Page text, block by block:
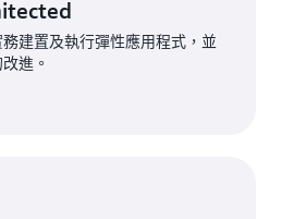
建置及執行彈性應用程式，並
進。